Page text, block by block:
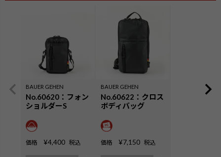
BAUER GEHEN
No.60620：フォン
ショルダーS
価格 ¥4,400 税込
BAUER GEHEN
No.60622：クロス
ボディバッグ
価格 ¥7,150 税込